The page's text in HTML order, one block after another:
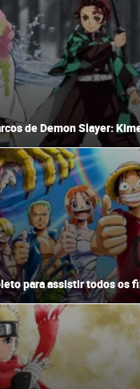
de Demon Slayer:
para assistir todos os